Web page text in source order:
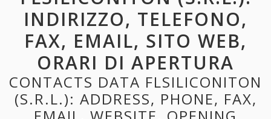
INDIRIZZO, TELEFONO,
FAX, EMAIL, SITO WEB,
ORARI DI APERTURA
CONTACTS DATA FLSILICONITON
(S.R.L.): ADDRESS, PHONE, FAX,